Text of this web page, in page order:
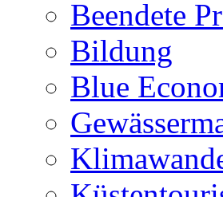
Beendete
Bildung
Blue